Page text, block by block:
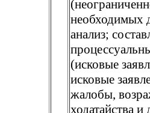
необходимых
анализ;
(исковые
исковые
жалобы,
ходатайства